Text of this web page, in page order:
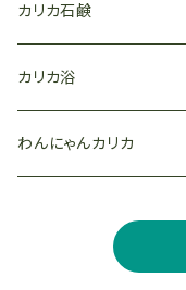
カリカ石鹸
カリカ浴
わんにゃんカリカ